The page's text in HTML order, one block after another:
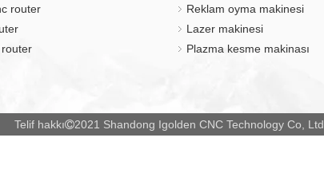
router
Reklam oyma makinesi
Lazer makinesi
Plazma kesme makinası
Telif hakkı2021 Shandong Igolden CNC Technology Co, Ltd.